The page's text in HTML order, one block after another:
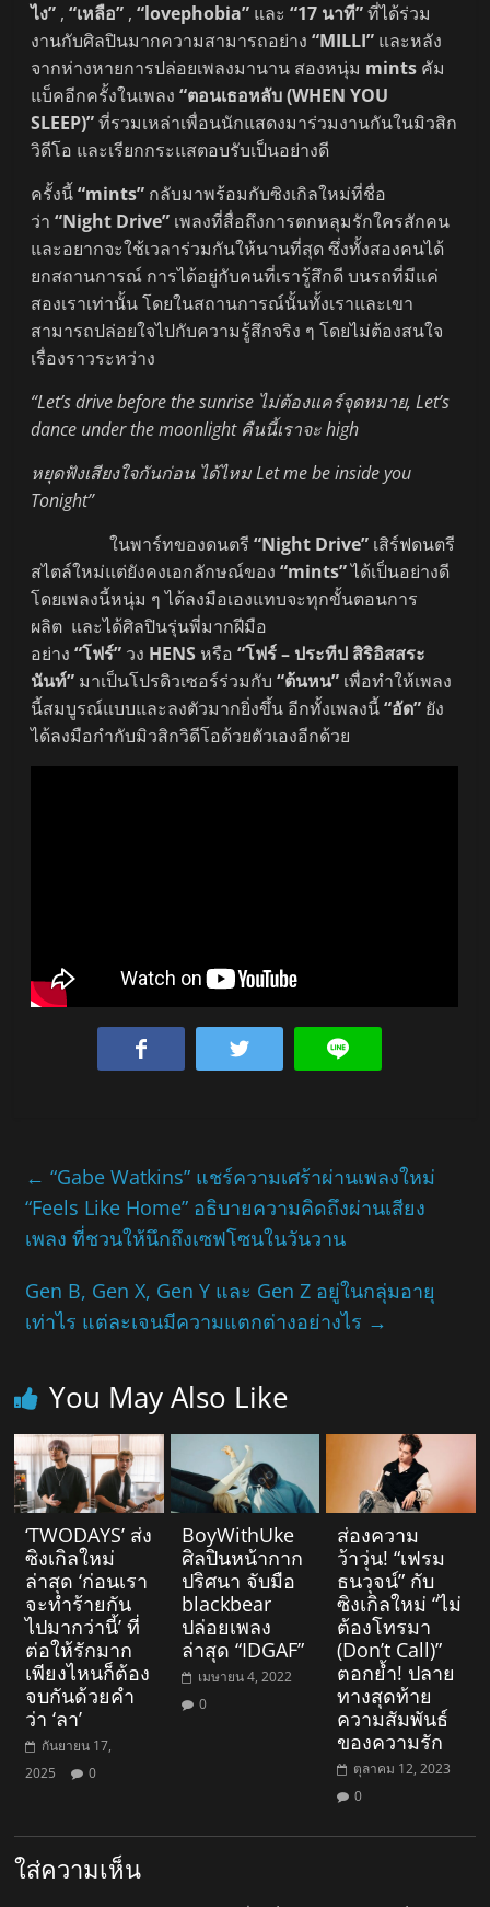
ไง” ,“เหลือ” ,“lovephobia” และ“17 นาที”ที่ได้ร่วม
งานกับศิลปินมากความสามารถอย่าง“MILLI” และหลัง
จากห่างหายการปล่อยเพลงมานาน สองหนุ่ม mints คัม
แบ็คอีกครั้งในเพลง“ตอนเธอหลับ (WHEN YOU
SLEEP)”ที่รวมเหล่าเพื่อนนักแสดงมาร่วมงานกันในมิวสิก
วิดีโอ และเรียกกระแสตอบรับเป็นอย่างดี
ครั้งนี้“mints” กลับมาพร้อมกับซิงเกิลใหม่ที่ชื่อ
ว่า“Night Drive” เพลงที่สื่อถึงการตกหลุมรักใครสักคน
และอยากจะใช้เวลาร่วมกันให้นานที่สุด ซึ่งทั้งสองคนได้
ยกสถานการณ์ การได้อยู่กับคนที่เรารู้สึกดี บนรถที่มีแค่
สองเราเท่านั้น โดยในสถานการณ์นั้นทั้งเราและเขา
สามารถปล่อยใจไปกับความรู้สึกจริง ๆ โดยไม่ต้องสนใจ
เรื่องราวระหว่าง
“Let’s drive before the sunrise ไม่ต้องแคร์จุดหมาย, Let’s
dance under the moonlight คืนนี้เราจะ high
หยุดฟังเสียงใจกันก่อน ได้ไหมLet me be inside you
Tonight”
ในพาร์ทของดนตรี“Night Drive” เสิร์ฟดนตรี
สไตล์ใหม่แต่ยังคงเอกลักษณ์ของ“mints”ได้เป็นอย่างดี
โดยเพลงนี้หนุ่ม ๆ ได้ลงมือเองแทบจะทุกขั้นตอนการ
ผลิต และได้ศิลปินรุ่นพี่มากฝีมือ
อย่าง“โฟร์” วง HENS หรือ “โฟร์ – ประทีป สิริอิสสระ
นันท์” มาเป็นโปรดิวเซอร์ร่วมกับ“ต้นหน” เพื่อทำให้เพลง
นี้สมบูรณ์แบบและลงตัวมากยิ่งขึ้น อีกทั้งเพลงนี้“อัด” ยัง
ได้ลงมือกำกับมิวสิกวิดีโอด้วยตัวเองอีกด้วย
← “Gabe Watkins” แชร์ความเศร้าผ่านเพลงใหม่
“Feels Like Home” อธิบายความคิดถึงผ่านเสียง
เพลง ที่ชวนให้นึกถึงเซฟโซนในวันวาน
Gen B, Gen X, Gen Y และ Gen Z อยู่ในกลุ่มอายุ
เท่าไร แต่ละเจนมีความแตกต่างอย่างไร →
You May Also Like
‘TWODAYS’ ส่ง
ซิงเกิลใหม่
ล่าสุด ‘ก่อนเรา
จะทำร้ายกัน
ไปมากว่านี้’ ที่
ต่อให้รักมาก
เพียงไหนก็ต้อง
จบกันด้วยคำ
ว่า ‘ลา’
กันยายน 17,
2025
0
BoyWithUke
ศิลปินหน้ากาก
ปริศนา จับมือ
blackbear
ปล่อยเพลง
ล่าสุด “IDGAF”
เมษายน 4, 2022
0
ส่องความ
ว้าวุ่น! “เฟรม
ธนวุจน์” กับ
ซิงเกิลใหม่ “ไม่
ต้องโทรมา
(Don’t Call)”
ตอกย้ำ! ปลาย
ทางสุดท้าย
ความสัมพันธ์
ของความรัก
ตุลาคม 12, 2023
0
ใส่ความเห็น